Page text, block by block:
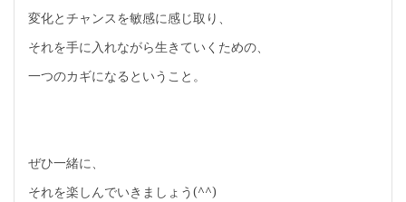
変化とチャンスを敏感に感じ取り、
それを手に入れながら生きていくための、
一つのカギになるということ。
ぜひ一緒に、
それを楽しんでいきましょう(^^)